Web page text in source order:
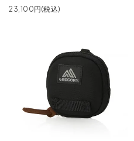
23,100円(税込)